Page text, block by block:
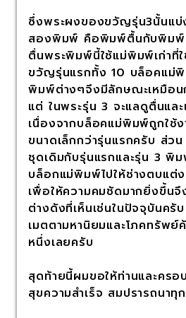
ซึ่งพระผงของขวัญรุ่น3นั้นแบ่
สองพิมพ์ คือพิมพ์ตื้นกับพิม
ตื่นพระพิมพ์นี้ใช้แม่พิมพ์เก่าที่
ขวัญรุ่นแรกทั้ง 10 บล็อคแม่พิ
พิมพ์ต่างๆจึงมีลักษณะเหมือน
แต่ ในพระรุ่น 3 จะแลดูตื่นแล
เนื่องจากบล็อคแม่พิมพ์ถูกใช้ง
ขนาดเล็กกว่ารุ่นแรกครับ ส่
ชุดเดิมกับรุ่นแรกและรุ่น 3 พิ
บล็อกแม่พิมพ์ไปให้ช่างตบแต่
เพื่อให้ความคมชัดมากยิ่งขึ้นจึ
ต่างดังที่เห็นเช่นในปัจจุบันค
เมตตามหานิยมและโภคทรัพย์
หนึ่งเลยครับ
สุดท้ายนี้ผมขอให้ท่านและคร
สุขความสำเร็จ สมปรารถนาทุ